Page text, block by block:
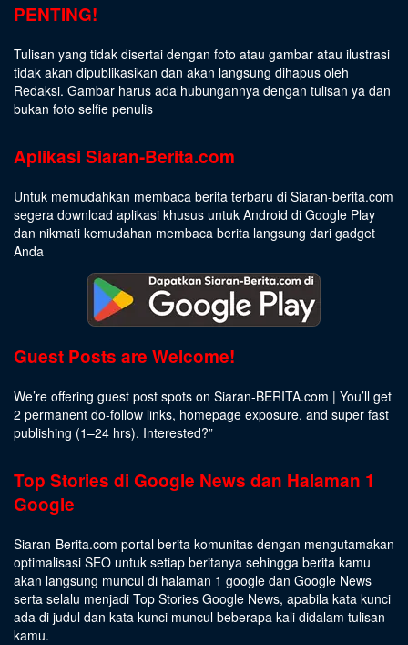
PENTING!
Tulisan yang tidak disertai dengan foto atau gambar atau ilustrasi
tidak akan dipublikasikan dan akan langsung dihapus oleh
Redaksi. Gambar harus ada hubungannya dengan tulisan ya dan
bukan foto selfie penulis
Aplikasi Siaran-Berita.com
Untuk memudahkan membaca berita terbaru di Siaran-berita.com
segera download aplikasi khusus untuk Android di Google Play
dan nikmati kemudahan membaca berita langsung dari gadget
Anda
Guest Posts are Welcome!
We’re offering guest post spots on Siaran-BERITA.com | You’ll get
2 permanent do-follow links, homepage exposure, and super fast
publishing (1–24 hrs). Interested?”
Top Stories di Google News dan Halaman 1
Google
Siaran-Berita.com portal berita komunitas dengan mengutamakan
optimalisasi SEO untuk setiap beritanya sehingga berita kamu
akan langsung muncul di halaman 1 google dan Google News
serta selalu menjadi Top Stories Google News, apabila kata kunci
ada di judul dan kata kunci muncul beberapa kali didalam tulisan
kamu.